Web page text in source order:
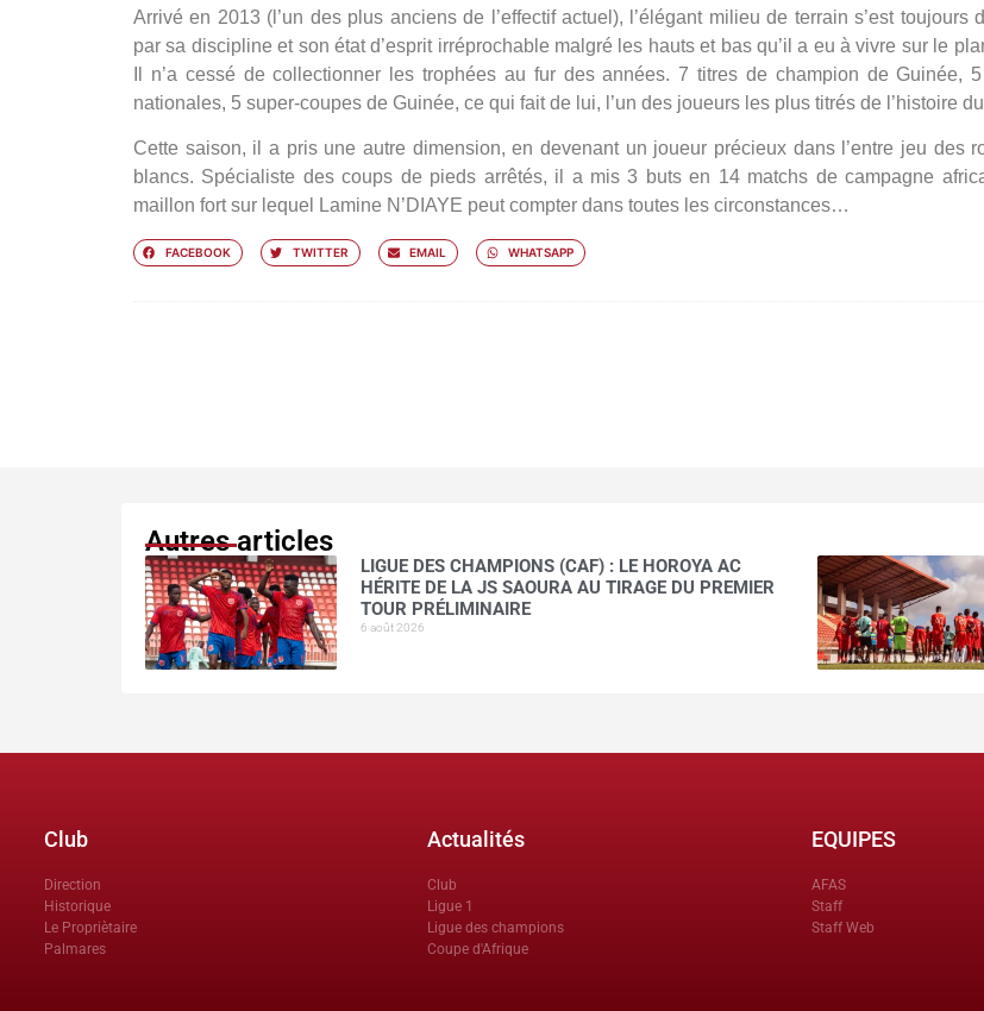
Arrivé en 2013 (l’un des plus anciens de l’effectif actuel), l’élégant milieu de terrain s’est toujours
par sa discipline et son état d’esprit irréprochable malgré les hauts et bas qu’il a eu à vivre sur le
Il n’a cessé de collectionner les trophées au fur des années. 7 titres de champion de Guinée,
nationales, 5 super-coupes de Guinée, ce qui fait de lui, l’un des joueurs les plus titrés de l’histoire
Cette saison, il a pris une autre dimension, en devenant un joueur précieux dans l’entre jeu des
blancs. Spécialiste des coups de pieds arrêtés, il a mis 3 buts en 14 matchs de campagne
maillon fort sur lequel Lamine N’DIAYE peut compter dans toutes les circonstances…
FACEBOOK TWITTER EMAIL WHATSAPP
Autres articles
LIGUE DES CHAMPIONS (CAF) : LE HOROYA AC
HÉRITE DE LA JS SAOURA AU TIRAGE DU PREMIER
TOUR PRÉLIMINAIRE
6 août 2026
Club
Direction
Historique
Le Propriètaire
Palmares
Actualités
Club
Ligue 1
Ligue des champions
Coupe d'Afrique
EQUIPES
AFAS
Staff
Staff Web